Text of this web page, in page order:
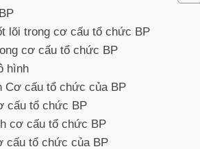
lõi trong cơ cấu tổ chức BP
cơ cấu tổ chức BP
hình
Cơ cấu tổ chức của BP
cấu tổ chức BP
cơ cấu tổ chức BP
cấu tổ chức của BP